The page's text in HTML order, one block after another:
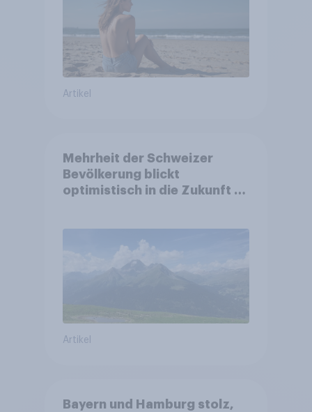
Artikel
Mehrheit der Schweizer
Bevölkerung blickt
optimistisch in die Zukunft –
Altersvorsorge
Artikel
Bayern und Hamburg stolz,